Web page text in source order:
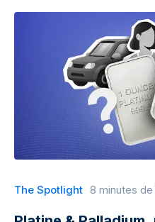
The Spotlight 8 minutes